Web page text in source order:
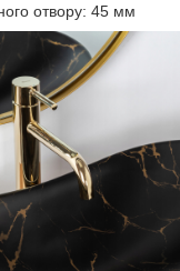
отвору: 45 мм